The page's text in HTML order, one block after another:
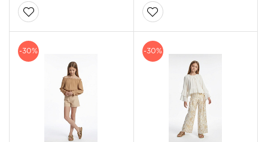
-30% -30%